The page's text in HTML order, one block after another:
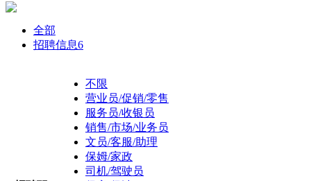
全部
招聘信息6
不限
营业员/促销/零售
服务员/收银员
销售/市场/业务员
文员/客服/助理
保姆/家政
司机/驾驶员